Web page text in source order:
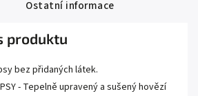
Ostatní informace
produktu
bez přidaných látek.
PSY - Tepelně upravený a sušený hovězí